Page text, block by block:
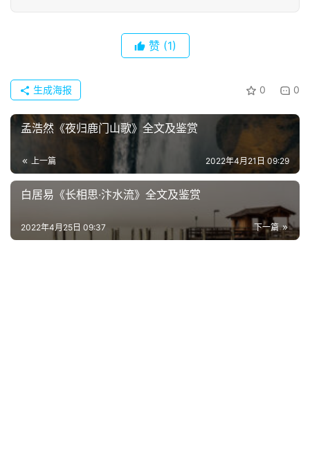
赞 (1)
0 0
生成海报
孟浩然《夜归鹿门山歌》全文及鉴赏
上一篇 2022年4月21日 09:29
白居易《长相思·汴水流》全文及鉴赏
下一篇
2022年4月25日 09:37